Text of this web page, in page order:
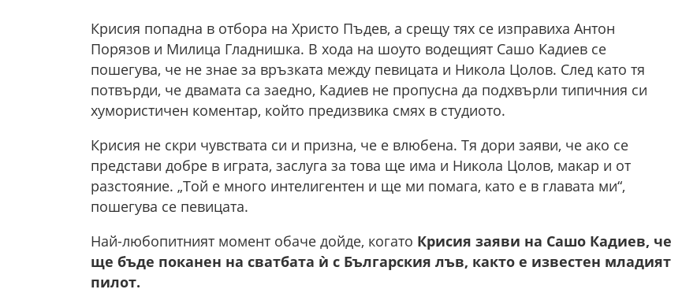
Крисия попадна в отбора на Христо Пъдев, а срещу тях се изправиха Антон
Порязов и Милица Гладнишка. В хода на шоуто водещият Сашо Кадиев се
пошегува, че не знае за връзката между певицата и Никола Цолов. След като тя
потвърди, че двамата са заедно, Кадиев не пропусна да подхвърли типичния си
хумористичен коментар, който предизвика смях в студиото.
Крисия не скри чувствата си и призна, че е влюбена. Тя дори заяви, че ако се
представи добре в играта, заслуга за това ще има и Никола Цолов, макар и от
разстояние. „Той е много интелигентен и ще ми помага, като е в главата ми“,
пошегува се певицата.
Най-любопитният момент обаче дойде, когато Крисия заяви на Сашо Кадиев, че
ще бъде поканен на сватбата ѝ с Българския лъв, както е известен младият
пилот.